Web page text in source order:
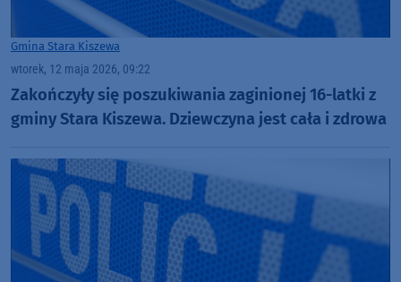
Gmina Stara Kiszewa
wtorek, 12 maja 2026, 09:22
Zakończyły się poszukiwania zaginionej 16-latki z
gminy Stara Kiszewa. Dziewczyna jest cała i zdrowa